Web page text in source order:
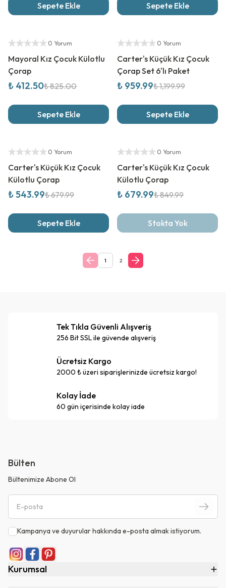
Sepete Ekle Sepete Ekle
Yetkili Satıcı
0 Yorum
Mayoral Kız Çocuk Külotlu
Çorap
₺ 412.50₺ 825.00
Sepete Ekle
Yetkili Satıcı
0 Yorum
Carter's Küçük Kız Çocuk
Çorap Set 6'lı Paket
₺ 959.99₺ 1,199.99
Sepete Ekle
Yetkili Satıcı
0 Yorum
Carter's Küçük Kız Çocuk
Külotlu Çorap
₺ 543.99₺ 679.99
Sepete Ekle
Yetkili Satıcı
0 Yorum
Carter's Küçük Kız Çocuk
Külotlu Çorap
₺ 679.99₺ 849.99
Stokta Yok
1 2
Tek Tıkla Güvenli Alışveriş
256 Bit SSL ile güvende alışveriş
Ücretsiz Kargo
2000 ₺ üzeri siparişlerinizde ücretsiz kargo!
Kolay İade
60 gün içerisinde kolay iade
Bülten
Bültenimize Abone Ol
Kampanya ve duyurular hakkında e-posta almak istiyorum.
Kurumsal